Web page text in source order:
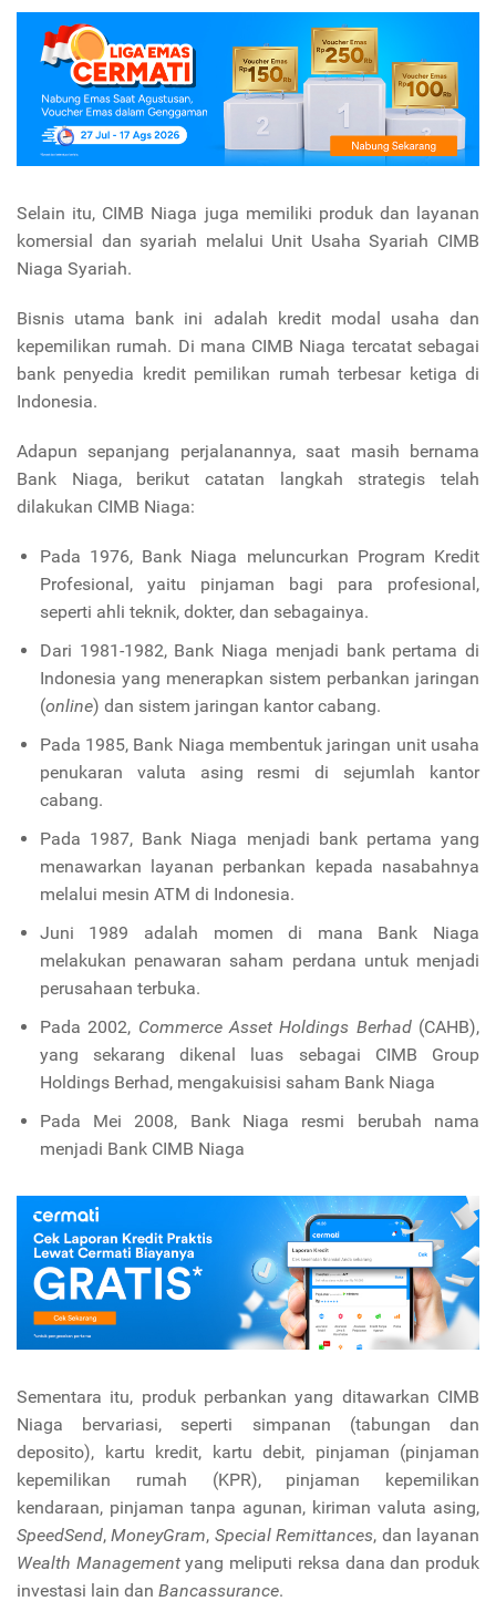
Selain itu, CIMB Niaga juga memiliki produk dan layanan
komersial dan syariah melalui Unit Usaha Syariah CIMB
Niaga Syariah.
Bisnis utama bank ini adalah kredit modal usaha dan
kepemilikan rumah. Di mana CIMB Niaga tercatat sebagai
bank penyedia kredit pemilikan rumah terbesar ketiga di
Indonesia.
Adapun sepanjang perjalanannya, saat masih bernama
Bank Niaga, berikut catatan langkah strategis telah
dilakukan CIMB Niaga:
Pada 1976, Bank Niaga meluncurkan Program Kredit
Profesional, yaitu pinjaman bagi para profesional,
seperti ahli teknik, dokter, dan sebagainya.
Dari 1981-1982, Bank Niaga menjadi bank pertama di
Indonesia yang menerapkan sistem perbankan jaringan
(online) dan sistem jaringan kantor cabang.
Pada 1985, Bank Niaga membentuk jaringan unit usaha
penukaran valuta asing resmi di sejumlah kantor
cabang.
Pada 1987, Bank Niaga menjadi bank pertama yang
menawarkan layanan perbankan kepada nasabahnya
melalui mesin ATM di Indonesia.
Juni 1989 adalah momen di mana Bank Niaga
melakukan penawaran saham perdana untuk menjadi
perusahaan terbuka.
Pada 2002, Commerce Asset Holdings Berhad(CAHB),
yang sekarang dikenal luas sebagai CIMB Group
Holdings Berhad, mengakuisisi saham Bank Niaga
Pada Mei 2008, Bank Niaga resmi berubah nama
menjadi Bank CIMB Niaga
Sementara itu, produk perbankan yang ditawarkan CIMB
Niaga bervariasi, seperti simpanan (tabungan dan
deposito), kartu kredit, kartu debit, pinjaman (pinjaman
kepemilikan rumah (KPR), pinjaman kepemilikan
kendaraan, pinjaman tanpa agunan, kiriman valuta asing,
SpeedSend,MoneyGram, Special Remittances, dan layanan
Wealth Managementyang meliputi reksa dana dan produk
investasi lain dan Bancassurance.